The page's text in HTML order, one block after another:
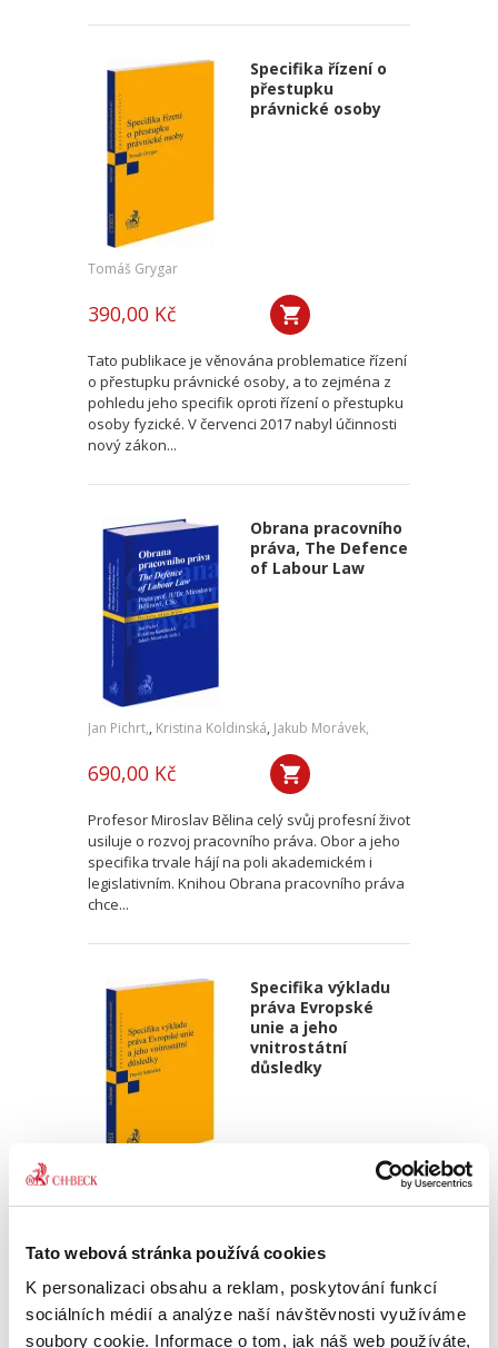
Tato webová stránka používá cookies
K personalizaci obsahu a reklam, poskytování funkcí
sociálních médií a analýze naší návštěvnosti využíváme
soubory cookie. Informace o tom, jak náš web používáte,
Specifika řízení o
přestupku
právnické osoby
Tomáš Grygar
390,00 Kč
Tato publikace je věnována problematice řízení
o přestupku právnické osoby, a to zejména z
pohledu jeho specifik oproti řízení o přestupku
osoby fyzické. V červenci 2017 nabyl účinnosti
nový zákon...
Obrana pracovního
práva, The Defence
of Labour Law
Jan Pichrt,, Kristina Koldinská, Jakub Morávek,
690,00 Kč
Profesor Miroslav Bělina celý svůj profesní život
usiluje o rozvoj pracovního práva. Obor a jeho
specifika trvale hájí na poli akademickém i
legislativním. Knihou Obrana pracovního práva
chce...
Specifika výkladu
práva Evropské
unie a jeho
vnitrostátní
důsledky
David Sehnálek
Publikace je zaměřena na výklad práva
Evropské unie a jeho zvláštnosti ve srovnání s
výkladem práva mezinárodního a práva
vnitrostátního. Často je totiž zdůrazňován vliv